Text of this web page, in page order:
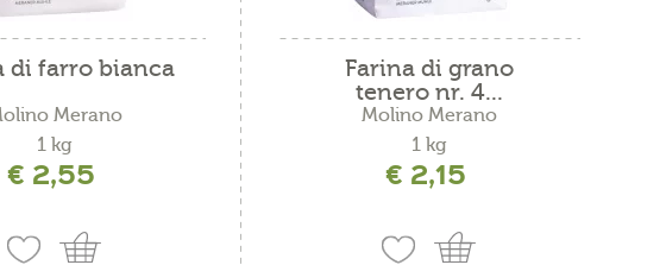
di farro bianca
Merano
1 kg
€ 2,55
Farina di grano
tenero nr. 4...
Molino Merano
1 kg
€ 2,15